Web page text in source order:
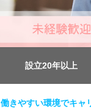
設立20年以上
働きやすい環境でキャ